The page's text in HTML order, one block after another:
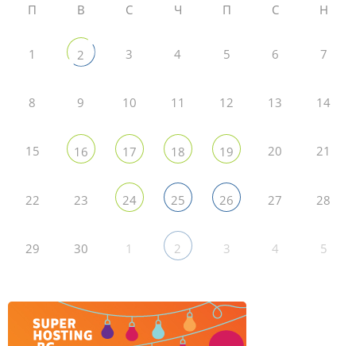
П В С Ч П С Н
1 2 3 4 5 6 7
8 9 10 11 12 13 14
15 16 17 18 19 20 21
22 23 24 25 26 27 28
29 30 1 2 3 4 5